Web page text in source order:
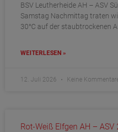
BSV Leutherheide AH – ASV
Samstag Nachmittag traten
30°C auf der staubtrockenen
WEITERLESEN »
12. Juli 2026 Keine
Rot-Weiß Elfgen AH – ASV